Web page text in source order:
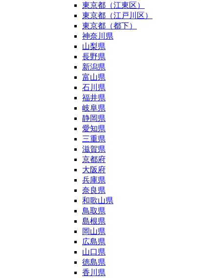
東京都（江東区）
東京都（江戸川区）
東京都（都下）
神奈川県
山梨県
長野県
新潟県
富山県
石川県
福井県
岐阜県
静岡県
愛知県
三重県
滋賀県
京都府
大阪府
兵庫県
奈良県
和歌山県
鳥取県
島根県
岡山県
広島県
山口県
徳島県
香川県